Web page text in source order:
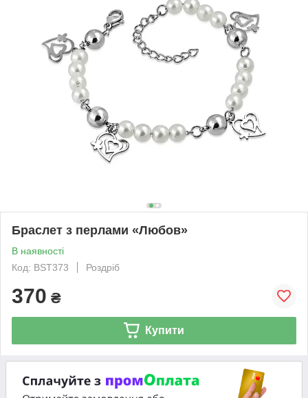
Браслет з перлами «Любов»
В наявності
Код: BST373
Роздріб
370 ₴
Купити